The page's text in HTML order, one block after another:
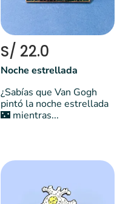
S/ 22.0
Noche estrellada
¿Sabías que Van Gogh
pintó la noche estrellada
🌃 mientras...